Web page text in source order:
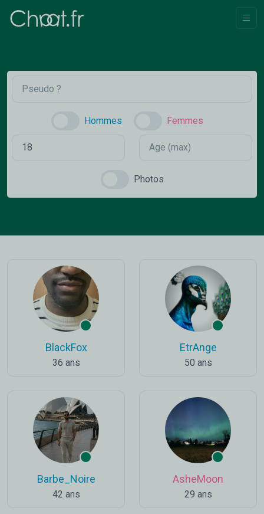
Hommes Femmes
Photos
BlackFox
36 ans
EtrAnge
50 ans
Barbe_Noire
42 ans
AsheMoon
29 ans